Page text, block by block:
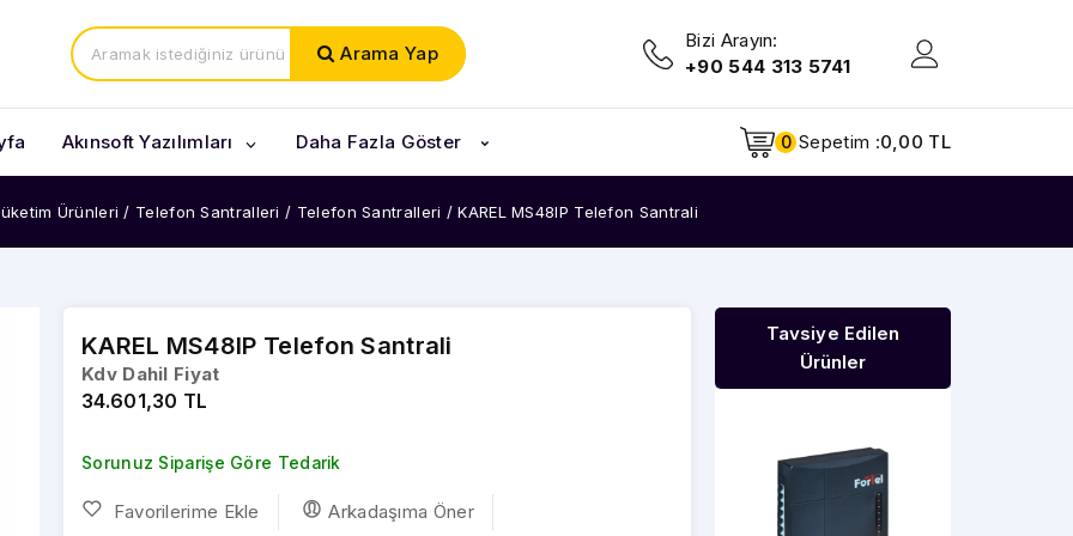
Arama Yap
Bizi Arayın:
+90 544 313 5741
Akınsoft Yazılımları
E-Ticaret Paketleri
Daha Fazla Göster
Okuyucular Masaüstü
Okuyucular El Tipi
Hesaplamalı Teraziler
Notebooklar
Çantalar
0 Sepetim :0,00 TL
Ürünleri / Telefon Santralleri / Telefon Santralleri / KAREL MS48IP Telefon Santrali
KAREL MS48IP Telefon Santrali
Kdv Dahil Fiyat
34.601,30 TL
Sorunuz Siparişe Göre Tedarik
Favorilerime Ekle Arkadaşıma Öner
Tavsiye Edilen
Ürünler